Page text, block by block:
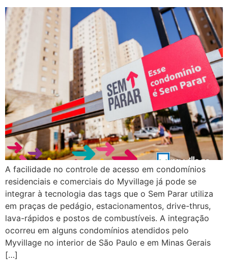
A facilidade no controle de acesso em condomínios
residenciais e comerciais do Myvillage já pode se
integrar à tecnologia das tags que o Sem Parar utiliza
em praças de pedágio, estacionamentos, drive-thrus,
lava-rápidos e postos de combustíveis. A integração
ocorreu em alguns condomínios atendidos pelo
Myvillage no interior de São Paulo e em Minas Gerais
[…]